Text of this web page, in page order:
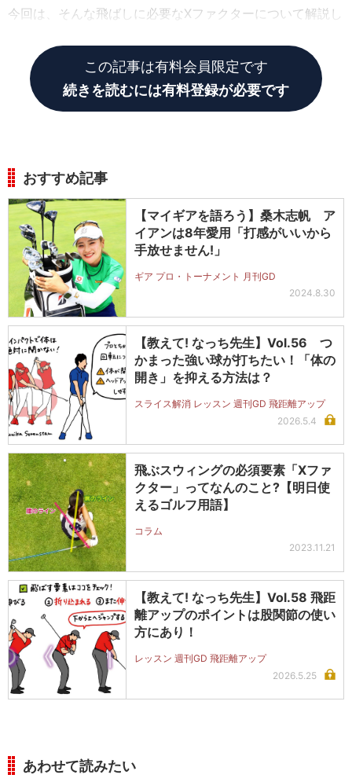
今回は、そんな飛ばしに必要なXファクターについて解説し
この記事は有料会員限定です
続きを読むには有料登録が必要です
おすすめ記事
【マイギアを語ろう】桑木志帆 ア
イアンは8年愛用「打感がいいから
手放せません!」
ギア プロ・トーナメント 月刊GD
2024.8.30
【教えて! なっち先生】Vol.56 つ
かまった強い球が打ちたい！「体の
開き」を抑える方法は？
スライス解消 レッスン 週刊GD 飛距離アップ
2026.5.4
飛ぶスウィングの必須要素「Xファ
クター」ってなんのこと?【明日使
えるゴルフ用語】
コラム
2023.11.21
【教えて! なっち先生】Vol.58 飛距
離アップのポイントは股関節の使い
方にあり！
レッスン 週刊GD 飛距離アップ
2026.5.25
あわせて読みたい